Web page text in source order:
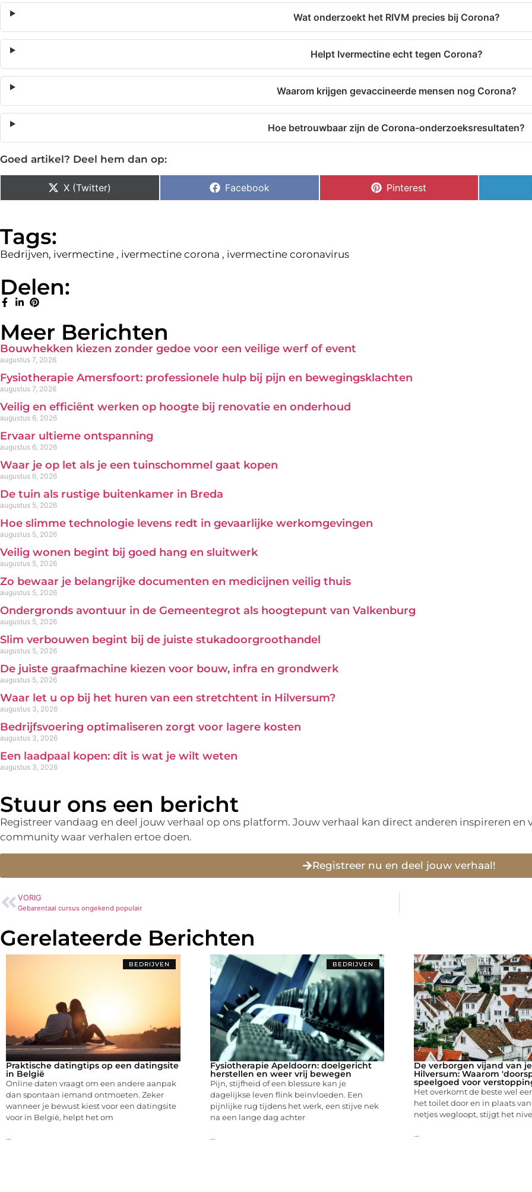
Wat onderzoekt het RIVM precies bij Corona?
Helpt Ivermectine echt tegen Corona?
Waarom krijgen gevaccineerde mensen nog Corona?
Hoe betrouwbaar zijn de Corona-onderzoeksresultaten?
Goed artikel? Deel hem dan op:
X (Twitter) Facebook Pinterest
Tags:
Bedrijven, ivermectine , ivermectine corona , ivermectine coronavirus
Delen:
Meer Berichten
Bouwhekken kiezen zonder gedoe voor een veilige werf of event
augustus 7, 2026
Fysiotherapie Amersfoort: professionele hulp bij pijn en bewegingsklachten
augustus 7, 2026
Veilig en efficiënt werken op hoogte bij renovatie en onderhoud
augustus 6, 2026
Ervaar ultieme ontspanning
augustus 6, 2026
Waar je op let als je een tuinschommel gaat kopen
augustus 6, 2026
De tuin als rustige buitenkamer in Breda
augustus 5, 2026
Hoe slimme technologie levens redt in gevaarlijke werkomgevingen
augustus 5, 2026
Veilig wonen begint bij goed hang en sluitwerk
augustus 5, 2026
Zo bewaar je belangrijke documenten en medicijnen veilig thuis
augustus 5, 2026
Ondergronds avontuur in de Gemeentegrot als hoogtepunt van Valkenburg
augustus 5, 2026
Slim verbouwen begint bij de juiste stukadoorgroothandel
augustus 5, 2026
De juiste graafmachine kiezen voor bouw, infra en grondwerk
augustus 5, 2026
Waar let u op bij het huren van een stretchtent in Hilversum?
augustus 3, 2026
Bedrijfsvoering optimaliseren zorgt voor lagere kosten
augustus 3, 2026
Een laadpaal kopen: dit is wat je wilt weten
augustus 3, 2026
Stuur ons een bericht
Registreer vandaag en deel jouw verhaal op ons platform. Jouw verhaal kan direct anderen inspireren
community waar verhalen ertoe doen.
Registreer nu en deel jouw verhaal!
VORIG
Gebarentaal cursus ongekend populair
Gerelateerde Berichten
BEDRIJVEN
Praktische datingtips op een datingsite
in België
Online daten vraagt om een andere aanpak
dan spontaan iemand ontmoeten. Zeker
wanneer je bewust kiest voor een datingsite
voor in België, helpt het om
...
BEDRIJVEN
Fysiotherapie Apeldoorn: doelgericht
herstellen en weer vrij bewegen
Pijn, stijfheid of een blessure kan je
dagelijkse leven flink beïnvloeden. Een
pijnlijke rug tijdens het werk, een stijve nek
na een lange dag achter
...
De verborgen vijand van
Hilversum: Waarom
speelgoed voor
Het overkomt de beste wel
het toilet door en in plaats
netjes wegloopt, stijgt het
...